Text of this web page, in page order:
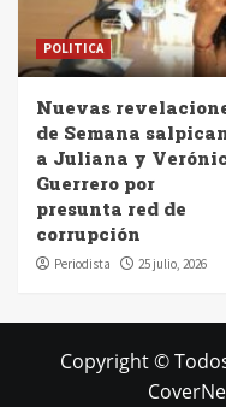
POLITICA
Nuevas
de Semana
a Juliana y
Guerrero por
presunta red de
corrupción
Periodista 25 julio, 2026
Copyright ©